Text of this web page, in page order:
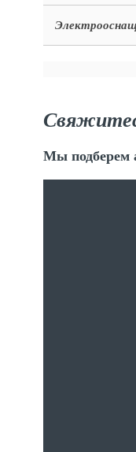
Мы подберем